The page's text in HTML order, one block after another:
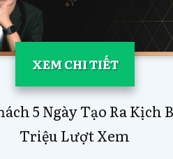
XEM CHI TIẾT
5 Ngày Tạo Ra Kịch
Triệu Lượt Xem